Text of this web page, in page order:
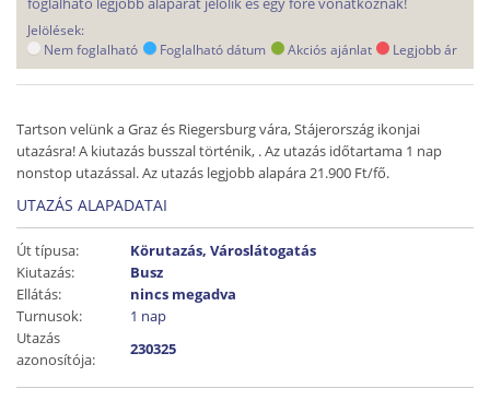
Jelölések:
Nem foglalható
Foglalható dátum Akciós ajánlat Legjobb ár
Tartson velünk a Graz és Riegersburg vára, Stájerország ikonjai
utazásra! A kiutazás busszal történik, . Az utazás időtartama 1 nap
nonstop utazással. Az utazás legjobb alapára 21.900 Ft/fő.
UTAZÁS ALAPADATAI
Út típusa:
Körutazás, Városlátogatás
Kiutazás:
Busz
Ellátás:
nincs megadva
Turnusok:
1 nap
Utazás
azonosítója:
230325